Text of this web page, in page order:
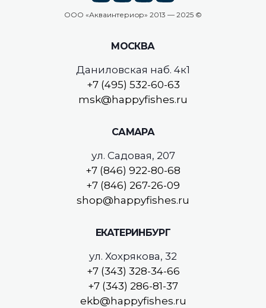
ООО «Акваинтериор» 2013 — 2025 ©
МОСКВА
Даниловская наб. 4к1
+7 (495) 532-60-63
msk@happyfishes.ru
САМАРА
ул. Садовая, 207
+7 (846) 922-80-68
+7 (846) 267-26-09
shop@happyfishes.ru
ЕКАТЕРИНБУРГ
ул. Хохрякова, 32
+7 (343) 328-34-66
+7 (343) 286-81-37
ekb@happyfishes.ru